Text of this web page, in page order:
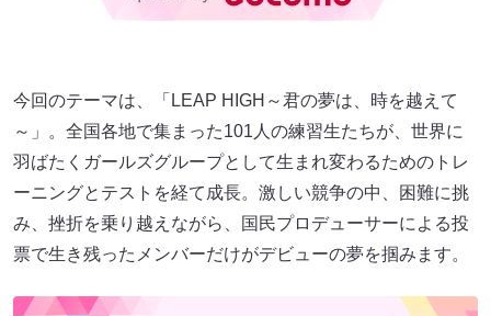
今回のテーマは、「LEAP HIGH～君の夢は、時を越えて
～」。全国各地で集まった101人の練習生たちが、世界に
羽ばたくガールズグループとして生まれ変わるためのトレ
ーニングとテストを経て成長。激しい競争の中、困難に挑
み、挫折を乗り越えながら、国民プロデューサーによる投
票で生き残ったメンバーだけがデビューの夢を掴みます。